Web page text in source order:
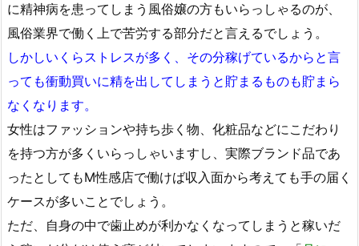
に精神病を患ってしまう風俗嬢の方もいらっしゃるのが、
風俗業界で働く上で苦労する部分だと言えるでしょう。
しかしいくらストレスが多く、その分稼げているからと言
っても衝動買いに精を出してしまうと貯まるものも貯まら
なくなります。
女性はファッションや持ち歩く物、化粧品などにこだわり
を持つ方が多くいらっしゃいますし、実際ブランド品であ
ったとしてもM性感店で働けば収入面から考えても手の届く
ケースが多いことでしょう。
ただ、自身の中で歯止めが利かなくなってしまうと稼いだ